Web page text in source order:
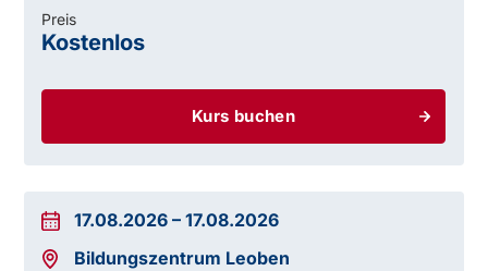
Kurs buchen
Preis
Kostenlos
17.08.2026 –17.08.2026
Bildungszentrum Leoben